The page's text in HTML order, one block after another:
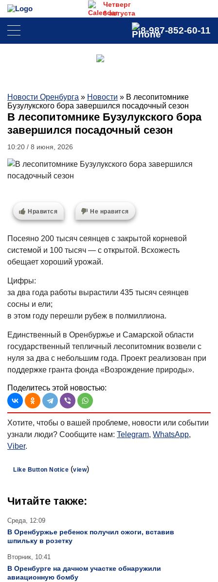
Четверг
6 августа
8-987-852-60-11
Новости Оренбурга » Новости » В лесопитомнике
Бузулукского бора завершился посадочный сезон
В лесопитомнике Бузулукского бора
завершился посадочный сезон
10:20 / 8 июня, 2026
Нравится Не нравится
Посеяно 200 тысяч сеянцев с закрытой корневой
системой и 100 тысяч — с открытой. Всхожесть
обещает хороший урожай.
Цифры:
за два года работы вырастили 435 тысяч сеянцев
сосны и ели;
в этом году перешли рубеж в полмиллиона.
Единственный в Оренбуржье и Самарской области
государственный тепличный лесопитомник возвели с
нуля за два с небольшим года. Проект реализован при
поддержке гранта фонда «Возрождение природы».
Поделитесь этой новостью:
Хотите, чтобы о вашей проблеме, новости или событии
узнали люди? Сообщите нам: Telegram, WhatsApp,
Viber.
Like Button Notice (view)
Читайте также:
Среда, 12:09
В Оренбуржье ребенок получил ожоги, вставив
шпильку в розетку
Вторник, 10:41
В Оренбурге на дачном участке обнаружили
авиационную бомбу